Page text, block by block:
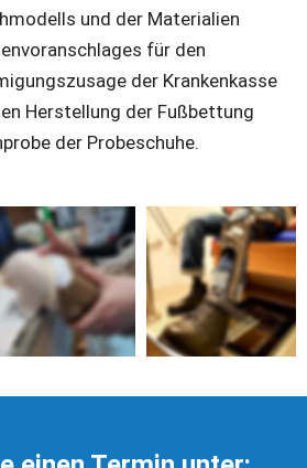
und der Materialien
für den
der Krankenkasse
Herstellung der Fußbettung
der Probeschuhe.